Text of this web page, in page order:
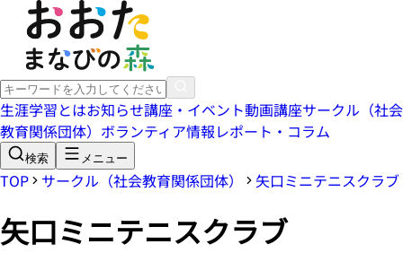
生涯学習とはお知らせ講座・イベント動画講座サークル（社会
教育関係団体） ボランティア情報レポート・コラム
検索 メニュー
TOP サークル（社会教育関係団体） 矢口ミニテニスクラブ
矢口ミニテニスクラブ